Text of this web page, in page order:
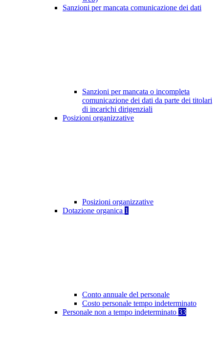
Sanzioni per mancata comunicazione dei dati
Sanzioni per mancata o incompleta
comunicazione dei dati da parte dei titolari
di incarichi dirigenziali
Posizioni organizzative
Posizioni organizzative
Dotazione organica 1
Conto annuale del personale
Costo personale tempo indeterminato
Personale non a tempo indeterminato 33